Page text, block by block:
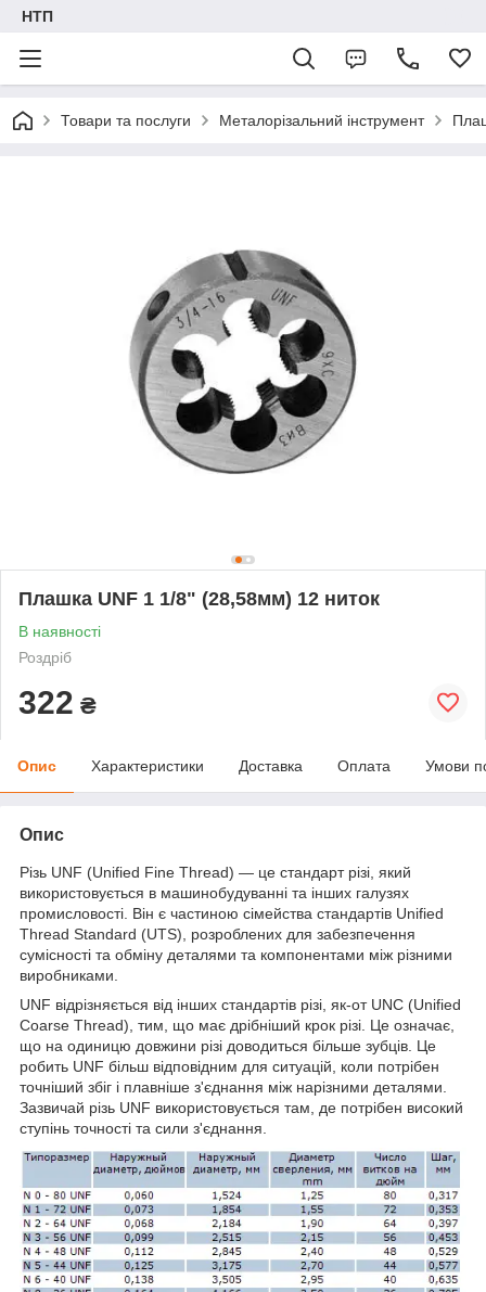
НТП
Товари та послуги Металорізальний інструмент
Плашка UNF 1 1/8" (28,58мм) 12 ниток
В наявності
Роздріб
322 ₴
Опис Характеристики Доставка Оплата Умови
Опис
Різь UNF (Unified Fine Thread) — це стандарт різі, який
використовується в машинобудуванні та інших галузях
промисловості. Він є частиною сімейства стандартів Unified
Thread Standard (UTS), розроблених для забезпечення
сумісності та обміну деталями та компонентами між різними
виробниками.
UNF відрізняється від інших стандартів різі, як-от UNC (Unified
Coarse Thread), тим, що має дрібніший крок різі. Це означає,
що на одиницю довжини різі доводиться більше зубців. Це
робить UNF більш відповідним для ситуацій, коли потрібен
точніший збіг і плавніше з'єднання між нарізними деталями.
Зазвичай різь UNF використовується там, де потрібен високий
ступінь точності та сили з'єднання.